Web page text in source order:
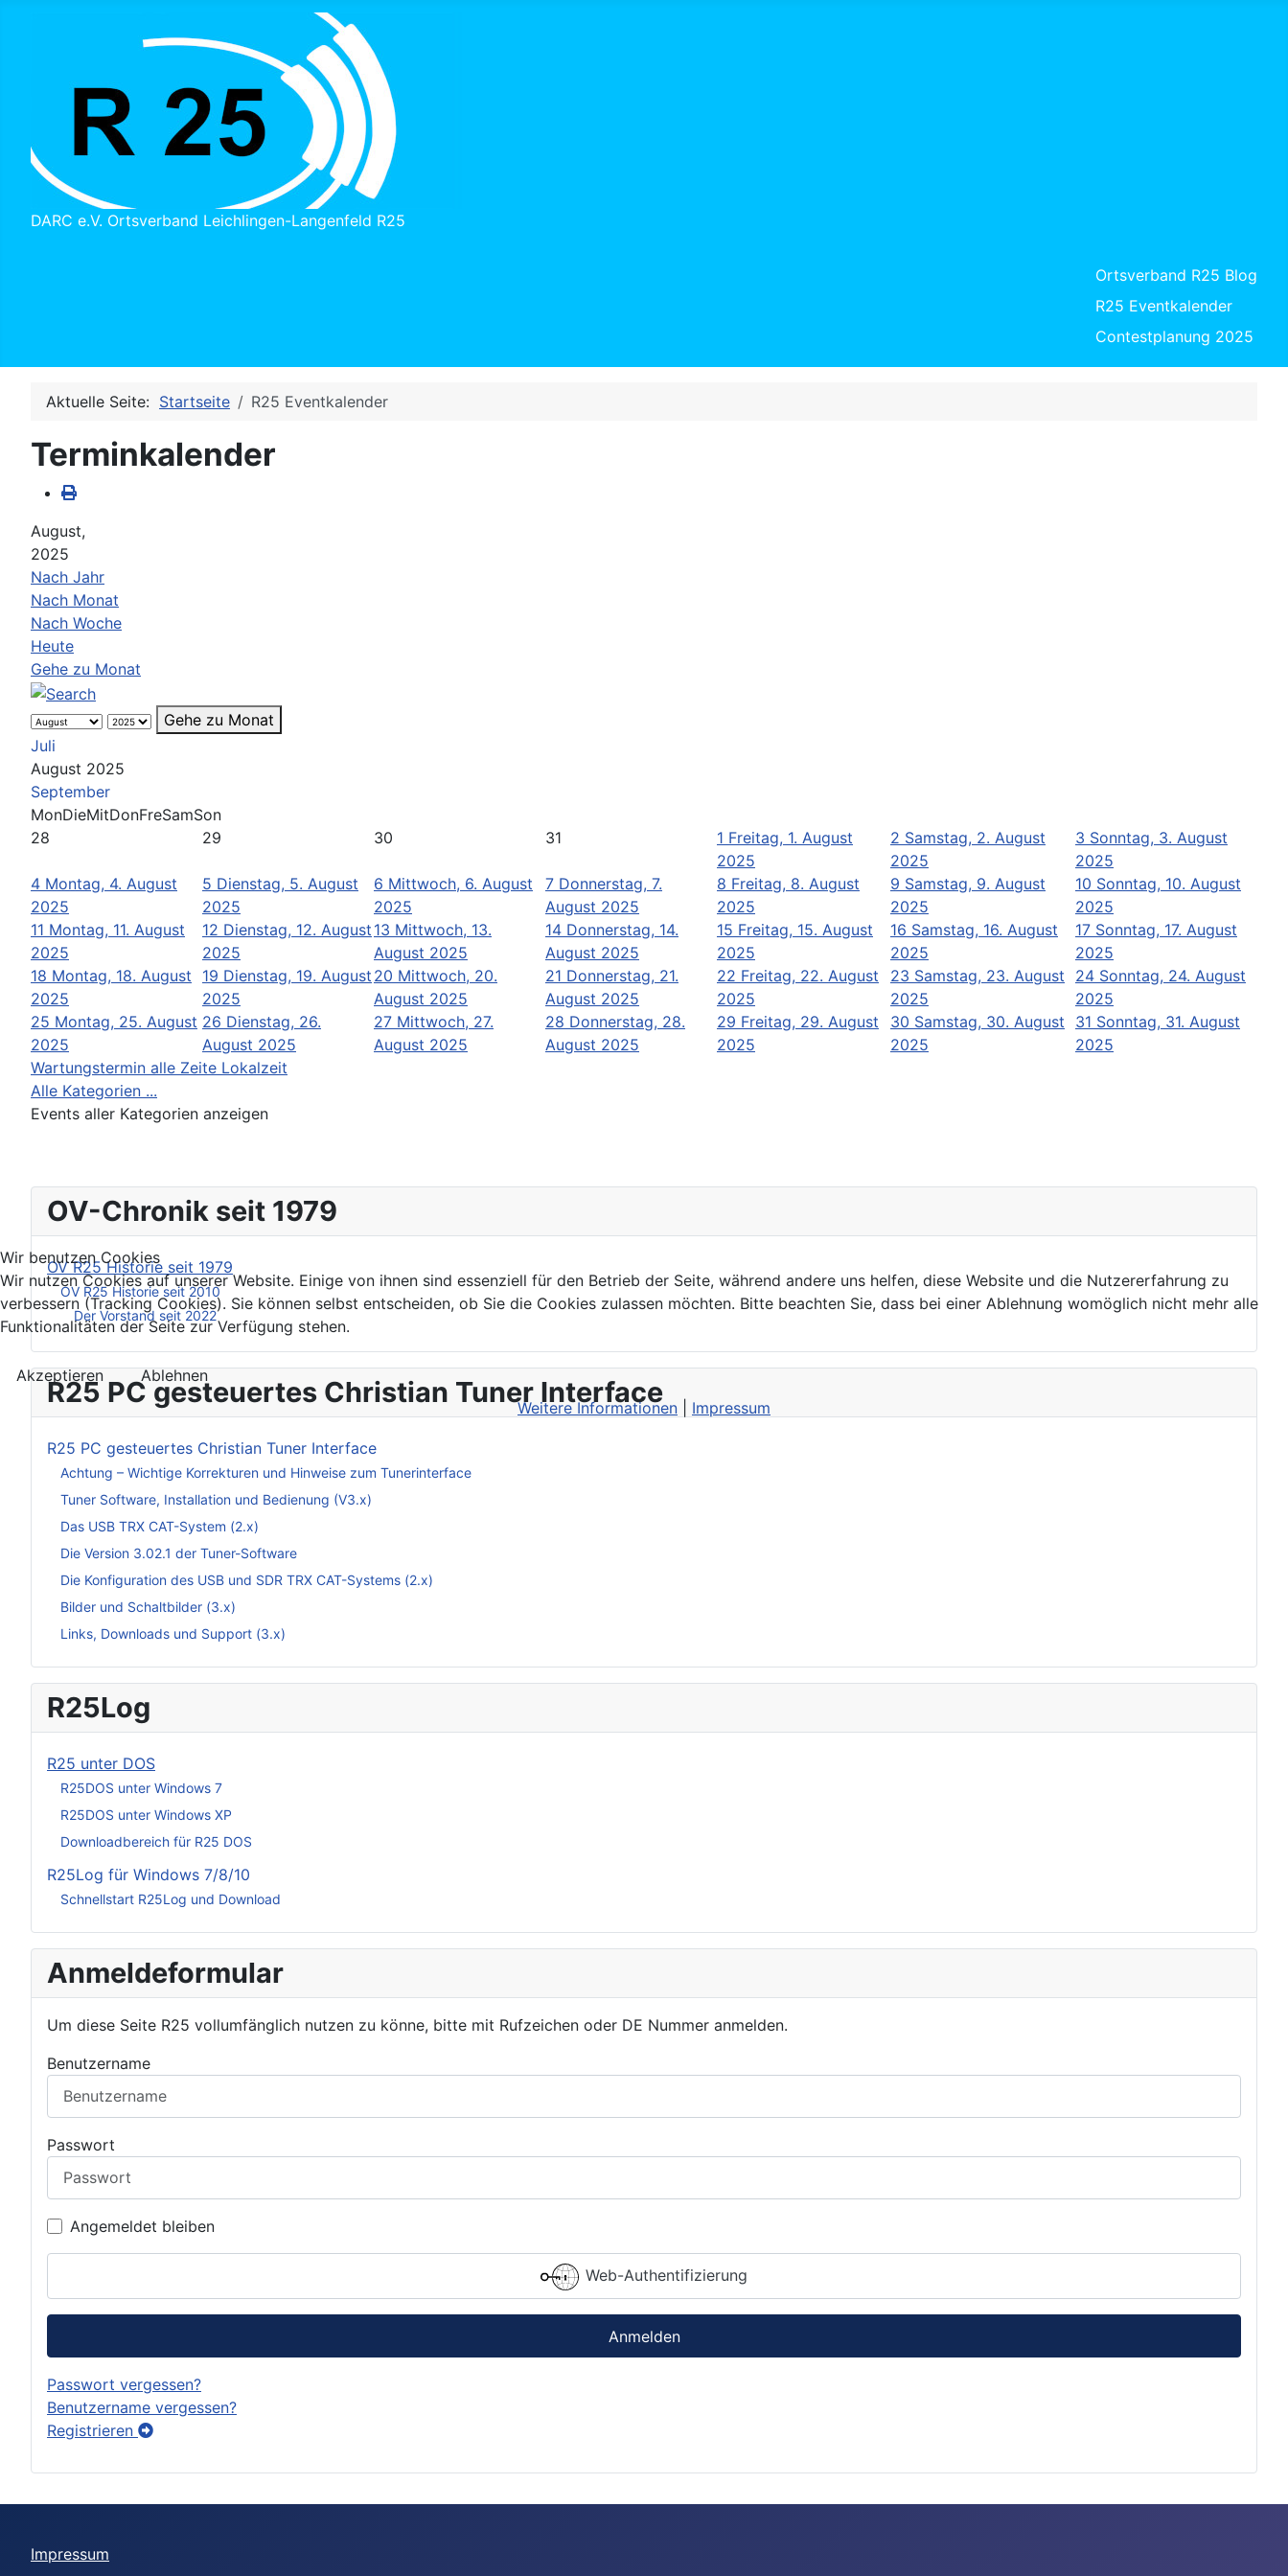
DARC e.V. Ortsverband Leichlingen-Langenfeld R25
Ortsverband R25 Blog
R25 Eventkalender
Contestplanung 2025
OV-Chronik seit 1979
OV R25 Historie seit 1979
OV R25 Historie seit 2010
Der Vorstand seit 2022
R25 PC gesteuertes Christian Tuner Interface
R25 PC gesteuertes Christian Tuner Interface
Achtung – Wichtige Korrekturen und Hinweise zum Tunerinterface
Tuner Software, Installation und Bedienung (V3.x)
Das USB TRX CAT-System (2.x)
Die Version 3.02.1 der Tuner-Software
Die Konfiguration des USB und SDR TRX CAT-Systems (2.x)
Bilder und Schaltbilder (3.x)
Links, Downloads und Support (3.x)
R25Log
R25 unter DOS
R25DOS unter Windows 7
R25DOS unter Windows XP
Downloadbereich für R25 DOS
R25Log für Windows 7/8/10
Schnellstart R25Log und Download
Anmeldeformular
Um diese Seite R25 vollumfänglich nutzen zu könne, bitte mit Rufzeichen oder DE Nummer anmelden.
Benutzername
Passwort
Angemeldet bleiben
Web-Authentifizierung
Anmelden
Passwort vergessen?
Benutzername vergessen?
Registrieren
Aktuelle Seite: Startseite R25 Eventkalender
Terminkalender
August,
2025
Nach Jahr
Nach Monat
Nach Woche
Heute
Gehe zu Monat
Gehe zu Monat
Juli
August 2025
September
MonDieMitDonFreSamSon
28
29 30 31 1 Freitag, 1. August
2025
2 Samstag, 2. August
2025
3 Sonntag, 3. August
2025
4 Montag, 4. August
2025
5 Dienstag, 5. August
2025
6 Mittwoch, 6. August
2025
7 Donnerstag, 7.
August 2025
8 Freitag, 8. August
2025
9 Samstag, 9. August
2025
10 Sonntag, 10. August
2025
11 Montag, 11. August
2025
12 Dienstag, 12. August
2025
13 Mittwoch, 13.
August 2025
14 Donnerstag, 14.
August 2025
15 Freitag, 15. August
2025
16 Samstag, 16. August
2025
17 Sonntag, 17. August
2025
18 Montag, 18. August
2025
19 Dienstag, 19. August
2025
20 Mittwoch, 20.
August 2025
21 Donnerstag, 21.
August 2025
22 Freitag, 22. August
2025
23 Samstag, 23. August
2025
24 Sonntag, 24. August
2025
25 Montag, 25. August
2025
26 Dienstag, 26.
August 2025
27 Mittwoch, 27.
August 2025
28 Donnerstag, 28.
August 2025
29 Freitag, 29. August
2025
30 Samstag, 30. August
2025
31 Sonntag, 31. August
2025
Wartungstermin alle Zeite Lokalzeit
Alle Kategorien ...
Events aller Kategorien anzeigen
Impressum
Wir benutzen Cookies
Wir nutzen Cookies auf unserer Website. Einige von ihnen sind essenziell für den Betrieb der Seite, während andere uns helfen, diese Website und die Nutzererfahrung zu
verbessern (Tracking Cookies). Sie können selbst entscheiden, ob Sie die Cookies zulassen möchten. Bitte beachten Sie, dass bei einer Ablehnung womöglich nicht mehr alle
Funktionalitäten der Seite zur Verfügung stehen.
Akzeptieren
Ablehnen
Weitere Informationen
Impressum